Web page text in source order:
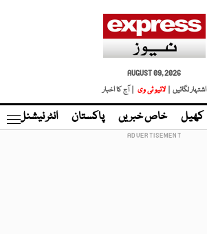
AUGUST 09, 2026
اشتہار لگائیں |
لائیو ٹی وی | آج کا اخبار
کھیل خاص خبریں پاکستان انٹر نیشنل